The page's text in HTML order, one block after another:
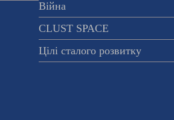
Війна
CLUST SPACE
Цілі сталого розвитку